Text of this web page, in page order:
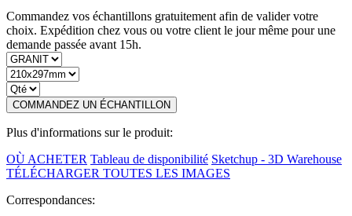
Commandez vos échantillons gratuitement afin de valider votre
choix. Expédition chez vous ou votre client le jour même pour une
demande passée avant 15h.
COMMANDEZ UN ÉCHANTILLON
Plus d'informations sur le produit:
OÙ ACHETER Tableau de disponibilité Sketchup - 3D Warehouse
TÉLÉCHARGER TOUTES LES IMAGES
Correspondances: